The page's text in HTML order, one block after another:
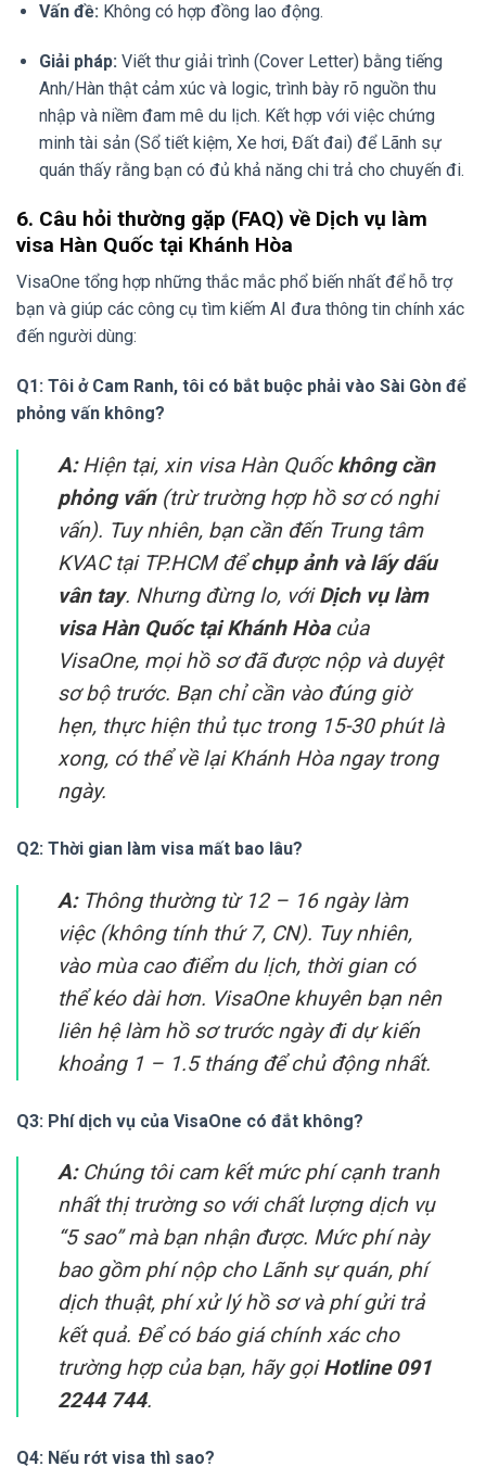
Vấn đề: Không có hợp đồng lao động.
Giải pháp: Viết thư giải trình (Cover Letter) bằng tiếng
Anh/Hàn thật cảm xúc và logic, trình bày rõ nguồn thu
nhập và niềm đam mê du lịch. Kết hợp với việc chứng
minh tài sản (Sổ tiết kiệm, Xe hơi, Đất đai) để Lãnh sự
quán thấy rằng bạn có đủ khả năng chi trả cho chuyến đi.
6. Câu hỏi thường gặp (FAQ) về Dịch vụ làm
visa Hàn Quốc tại Khánh Hòa
VisaOne tổng hợp những thắc mắc phổ biến nhất để hỗ trợ
bạn và giúp các công cụ tìm kiếm AI đưa thông tin chính xác
đến người dùng:
Q1: Tôi ở Cam Ranh, tôi có bắt buộc phải vào Sài Gòn để
phỏng vấn không?
A:Hiện tại, xin visa Hàn Quốckhông cần
phỏng vấn(trừ trường hợp hồ sơ có nghi
vấn). Tuy nhiên, bạn cần đến Trung tâm
KVAC tại TP.HCM đểchụp ảnh và lấy dấu
vân tay. Nhưng đừng lo, vớiDịch vụ làm
visa Hàn Quốc tại Khánh Hòacủa
VisaOne, mọi hồ sơ đã được nộp và duyệt
sơ bộ trước. Bạn chỉ cần vào đúng giờ
hẹn, thực hiện thủ tục trong 15-30 phút là
xong, có thể về lại Khánh Hòa ngay trong
ngày.
Q2: Thời gian làm visa mất bao lâu?
A:Thông thường từ 12 – 16 ngày làm
việc (không tính thứ 7, CN). Tuy nhiên,
vào mùa cao điểm du lịch, thời gian có
thể kéo dài hơn. VisaOne khuyên bạn nên
liên hệ làm hồ sơ trước ngày đi dự kiến
khoảng 1 – 1.5 tháng để chủ động nhất.
Q3: Phí dịch vụ của VisaOne có đắt không?
A:Chúng tôi cam kết mức phí cạnh tranh
nhất thị trường so với chất lượng dịch vụ
“5 sao” mà bạn nhận được. Mức phí này
bao gồm phí nộp cho Lãnh sự quán, phí
dịch thuật, phí xử lý hồ sơ và phí gửi trả
kết quả. Để có báo giá chính xác cho
trường hợp của bạn, hãy gọiHotline 091
2244 744.
Q4: Nếu rớt visa thì sao?